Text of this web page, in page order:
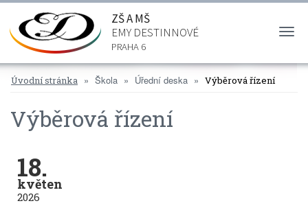
ZŠ A MŠ
EMY DESTINNOVÉ
PRAHA 6
Úvodní stránka Škola Úřední deska Výběrová řízení
Výběrová řízení
18.
květen
2026